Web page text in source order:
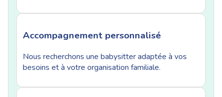
Accompagnement personnalisé
Nous recherchons une babysitter adaptée à vos
besoins et à votre organisation familiale.